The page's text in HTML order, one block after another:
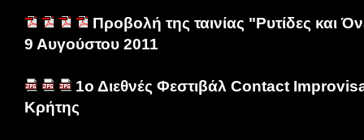
Προβολή της ταινίας "Ρυτίδες και
9 Αυγούστου 2011
1ο Διεθνές Φεστιβάλ Contact
Κρήτης